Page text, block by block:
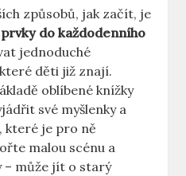
způsobů, jak začít, je
do každodenního
jednoduché
děti již znají.
oblíbené knížky
své myšlenky a
které je pro ně
malou scénu a
může jít o starý